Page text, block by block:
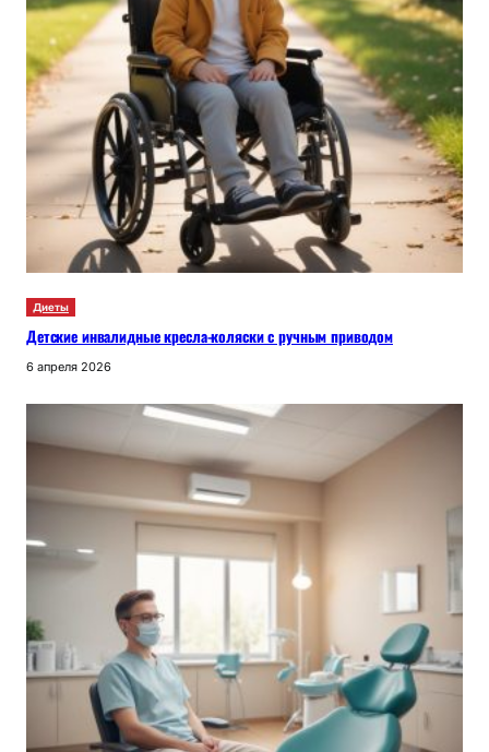
Диеты
Детские инвалидные кресла-коляски с ручным приводом
6 апреля 2026